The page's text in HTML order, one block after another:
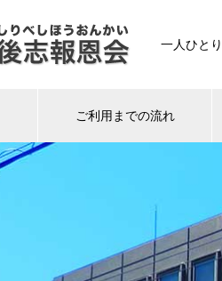
一人ひと
ご利用までの流れ